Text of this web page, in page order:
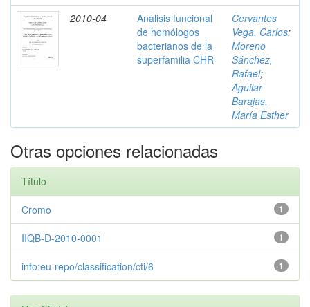
2010-04
Análisis funcional
de homólogos
bacterianos de la
superfamilia CHR
Cervantes
Vega, Carlos;
Moreno
Sánchez,
Rafael;
Aguilar
Barajas,
María Esther
Otras opciones relacionadas
Título
1
Cromo
1
IIQB-D-2010-0001
1
info:eu-repo/classification/cti/6